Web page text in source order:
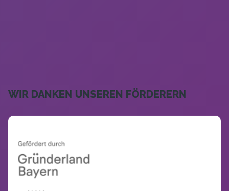
WIR DANKEN UNSEREN FÖRDERERN